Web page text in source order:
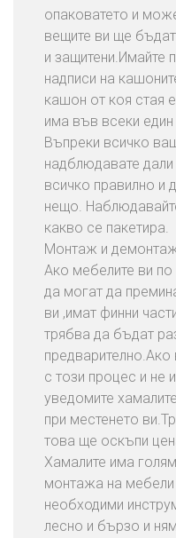
опаковатето и
вещите ви ще
и защитени.Имайте
надписи на
кашон от коя стая
има във всеки
Въпреки всичко
надблюдавате дали
всичко правилно и
нещо.
какво се пакетира.
Монтаж и
Ако мебелите ви
да могат да
ви ,имат финни
трябва да бъдат
с този процес и не
уведомите
при местенето
това ще оскъпи
Хамалите има
монтажа на
необходими
лесно и бързо и